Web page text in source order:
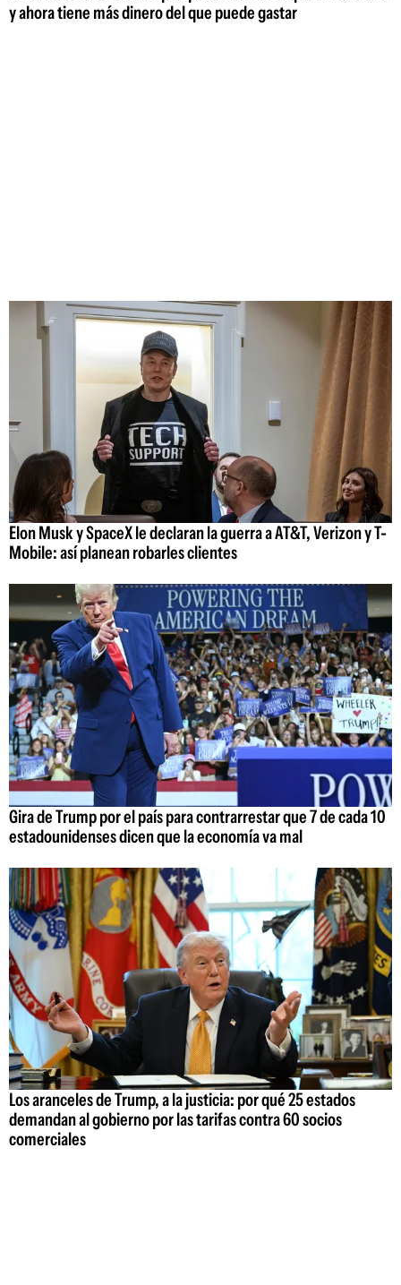
y ahora tiene más dinero del que puede gastar
Elon Musk y SpaceX le declaran la guerra a AT&T, Verizon y T-
Mobile: así planean robarles clientes
Gira de Trump por el país para contrarrestar que 7 de cada 10
estadounidenses dicen que la economía va mal
Los aranceles de Trump, a la justicia: por qué 25 estados
demandan al gobierno por las tarifas contra 60 socios
comerciales